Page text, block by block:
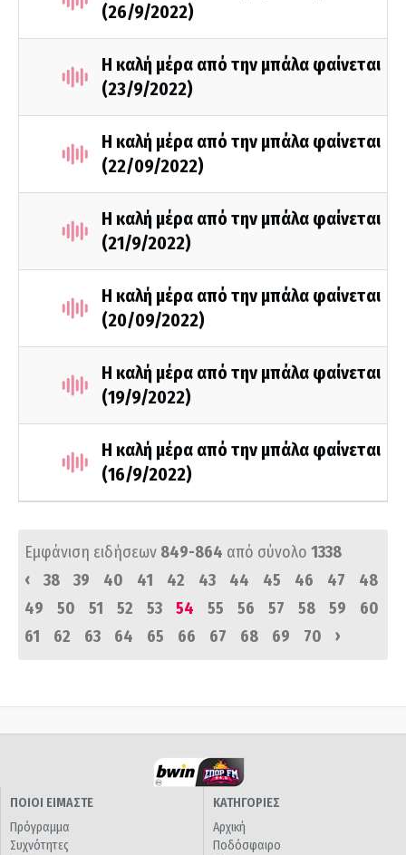
(26/9/2022)
Η καλή μέρα από την μπάλα φαίνεται
(23/9/2022)
Η καλή μέρα από την μπάλα φαίνεται
(22/09/2022)
Η καλή μέρα από την μπάλα φαίνεται
(21/9/2022)
Η καλή μέρα από την μπάλα φαίνεται
(20/09/2022)
Η καλή μέρα από την μπάλα φαίνεται
(19/9/2022)
Η καλή μέρα από την μπάλα φαίνεται
(16/9/2022)
Εμφάνιση ειδήσεων 849-864 από σύνολο 1338
‹
38 39 40 41 42 43 44 45 46 47
48
49
50 51 52 53 54 55 56 57 58 59
60
61
62 63 64 65 66 67 68 69 70 ›
ΠΟΙΟΙ ΕΙΜΑΣΤΕ
Πρόγραμμα
Συχνότητες
ΚΑΤΗΓΟΡΙΕΣ
Αρχική
Ποδόσφαιρο